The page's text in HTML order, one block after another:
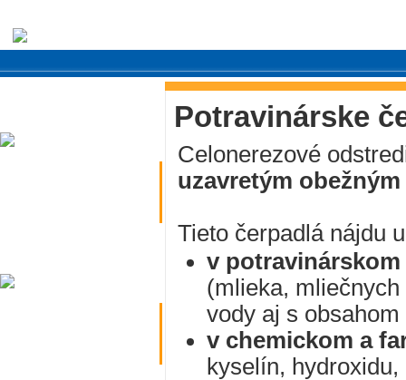
Potravinárske
Celonerezové
uzavretým
Tieto čerpadlá nájdu
v
(mlieka, mliečnych
vody aj s
v chemickom a
kyselín,